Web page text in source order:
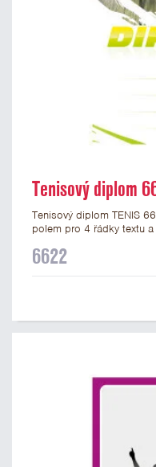
Tenisový diplom
Tenisový diplom TENIS
polem pro 4 řádky textu
diplom s motivem TENIS
6622